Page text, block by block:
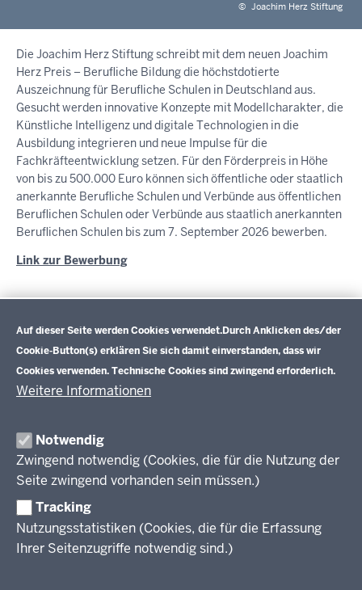
Auf dieser Seite werden Cookies verwendet.Durch Anklicken des/der
Cookie-Button(s) erklären Sie sich damit einverstanden, dass wir
Cookies verwenden. Technische Cookies sind zwingend erforderlich.
Weitere Informationen
Notwendig
Zwingend notwendig (Cookies, die für die Nutzung der
Seite zwingend vorhanden sein müssen.)
Tracking
Nutzungsstatistiken (Cookies, die für die Erfassung
Ihrer Seitenzugriffe notwendig sind.)
© Joachim Herz Stiftung
Die Joachim Herz Stiftung schreibt mit dem neuen Joachim
Herz Preis – Berufliche Bildung die höchstdotierte
Auszeichnung für Berufliche Schulen in Deutschland aus.
Gesucht werden innovative Konzepte mit Modellcharakter, die
Künstliche Intelligenz und digitale Technologien in die
Ausbildung integrieren und neue Impulse für die
Fachkräfteentwicklung setzen. Für den Förderpreis in Höhe
von bis zu 500.000 Euro können sich öffentliche oder staatlich
anerkannte Berufliche Schulen und Verbünde aus öffentlichen
Beruflichen Schulen oder Verbünde aus staatlich anerkannten
Beruflichen Schulen bis zum 7. September 2026 bewerben.
Link zur Bewerbung
PDF, 73,74 KB
Im Überblick
Berufsbildung NRW
Das Berufskolleg in NRW
Abschlüsse und Anschlüsse
Bildungsgänge / Bildungspläne